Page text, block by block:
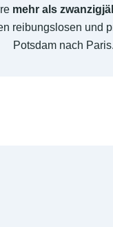
mehr als
reibungslosen und
Potsdam nach Paris.